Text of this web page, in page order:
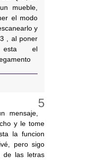
mueble,
el modo
y
, al poner
esta el
mensaje,
y le tome
la funcion
pero sigo
de las letras